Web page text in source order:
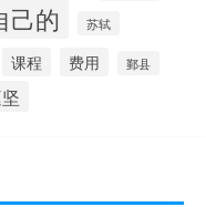
己的 苏轼
课程 费用 鄞县